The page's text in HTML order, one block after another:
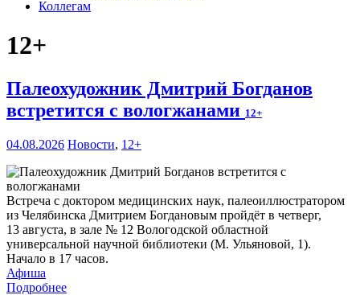
Коллегам
12+
Палеохудожник Дмитрий Богданов
встретится с вологжанами 12+
04.08.2026 Новости, 12+
Встреча с доктором медицинских наук, палеоиллюстратором
из Челябинска Дмитрием Богдановым пройдёт в четверг,
13 августа, в зале № 12 Вологодской областной
универсальной научной библиотеки (М. Ульяновой, 1).
Начало в 17 часов.
Афиша
Подробнее